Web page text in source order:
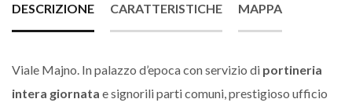
DESCRIZIONE CARATTERISTICHE MAPPA
Viale Majno. In palazzo d’epoca con servizio di portineria
intera giornata e signorili parti comuni, prestigioso ufficio